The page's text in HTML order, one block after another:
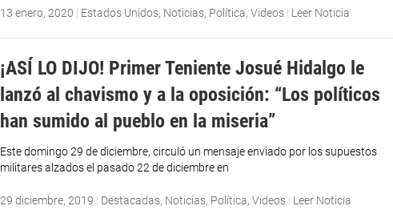
13 enero, 2020 | Estados Unidos, Noticias, Política,Videos | Leer Noticia
¡ASÍ LO DIJO! Primer Teniente Josué Hidalgo le
lanzó al chavismo y a la oposición: “Los políticos
han sumido al pueblo en la miseria”
Este domingo 29 de diciembre, circuló un mensaje enviado por los supuestos
militares alzados el pasado 22 de diciembre en
29 diciembre, 2019 | Destacadas, Noticias, Política,Videos | Leer Noticia